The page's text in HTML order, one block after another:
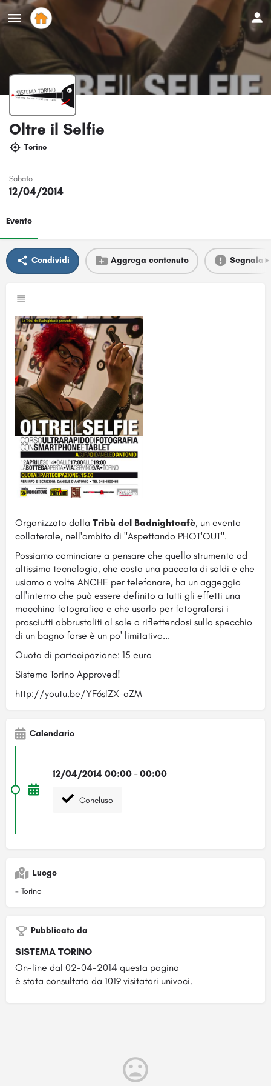
Oltre il Selfie
Torino
Sabato
12/04/2014
Evento
Condividi Aggrega contenuto Segnala
Organizzato dalla Tribù del Badnightcafè, un evento
collaterale, nell'ambito di "Aspettando PHOT'OUT".
Possiamo cominciare a pensare che quello strumento ad
altissima tecnologia, che costa una paccata di soldi e che
usiamo a volte ANCHE per telefonare, ha un aggeggio
all'interno che può essere definito a tutti gli effetti una
macchina fotografica e che usarlo per fotografarsi i
prosciutti abbrustoliti al sole o riflettendosi sullo specchio
di un bagno forse è un po' limitativo...
Quota di partecipazione: 15 euro
Sistema Torino Approved!
http://youtu.be/YF6sIZX-aZM
Calendario
12/04/2014 00:00 - 00:00
Concluso
Luogo
- Torino
Pubblicato da
SISTEMA TORINO
On-line dal 02-04-2014 questa pagina
è stata consultata da 1019 visitatori univoci.